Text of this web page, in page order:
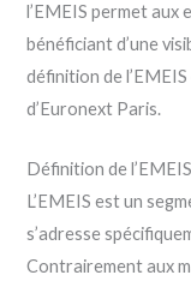
l’EMEIS permet
bénéficiant d’une
définition de
d’Euronext Paris.
Définition de l’EMEIS
L’EMEIS est un
s’adresse
Contrairement aux